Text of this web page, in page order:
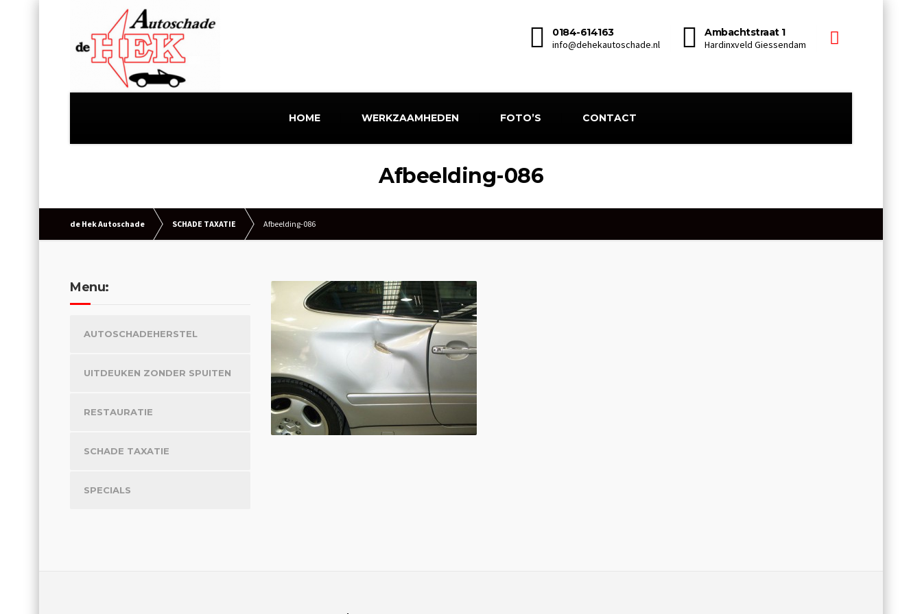
0184-614163
info@dehekautoschade.nl
Ambachtstraat 1
Hardinxveld Giessendam
HOME WERKZAAMHEDEN FOTO’S CONTACT
Afbeelding-086
de Hek Autoschade SCHADE TAXATIE Afbeelding-086
Menu:
AUTOSCHADEHERSTEL
UITDEUKEN ZONDER SPUITEN
RESTAURATIE
SCHADE TAXATIE
SPECIALS